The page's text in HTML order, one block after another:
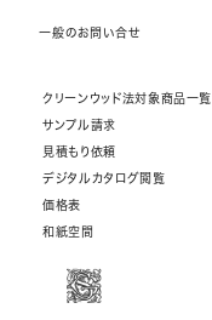
一般のお問い合せ
クリーンウッド法対象商品一覧
サンプル請求
見積もり依頼
デジタルカタログ閲覧
価格表
和紙空間